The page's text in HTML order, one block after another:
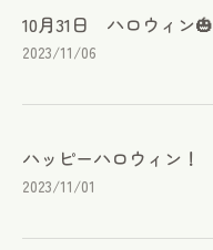
10月31日 ハロウィン🎃
2023/11/06
ハッピーハロウィン！
2023/11/01